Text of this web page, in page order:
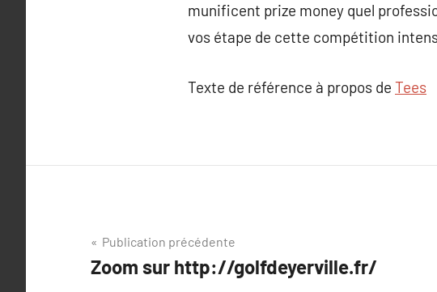
munificent prize money quel
vos étape de cette compétition
Texte de référence à propos de Tees
Navigation
de
Publication précédente
Zoom sur http://golfdeyerville.fr/